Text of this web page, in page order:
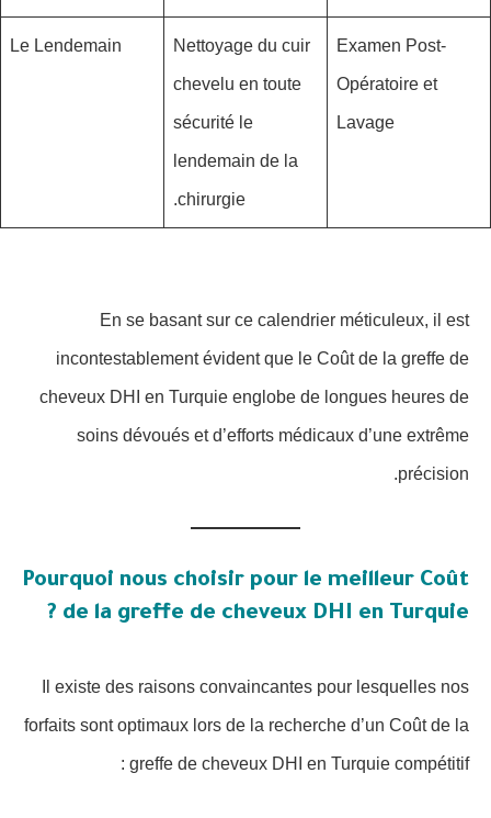
Examen Post-
Opératoire et
Lavage
Nettoyage du cuir
chevelu en toute
sécurité le
lendemain de la
chirurgie.
Le Lendemain
En se basant sur ce calendrier méticuleux, il est
incontestablement évident que le Coût de la greffe de
cheveux DHI en Turquie englobe de longues heures de
soins dévoués et d’efforts médicaux d’une extrême
précision.
Pourquoi nous choisir pour le meilleur Coût
de la greffe de cheveux DHI en Turquie ?
Il existe des raisons convaincantes pour lesquelles nos
forfaits sont optimaux lors de la recherche d’un Coût de la
greffe de cheveux DHI en Turquie compétitif :